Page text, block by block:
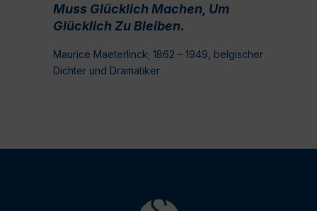
Muss Glücklich Machen, Um
Glücklich Zu Bleiben.
Maurice Maeterlinck; 1862 – 1949, belgischer
Dichter und Dramatiker